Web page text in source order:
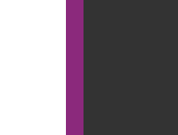
vinaři nejčastěji
vinaři pracují s
zelené. Nejlepší a
vinaři po celém světě,